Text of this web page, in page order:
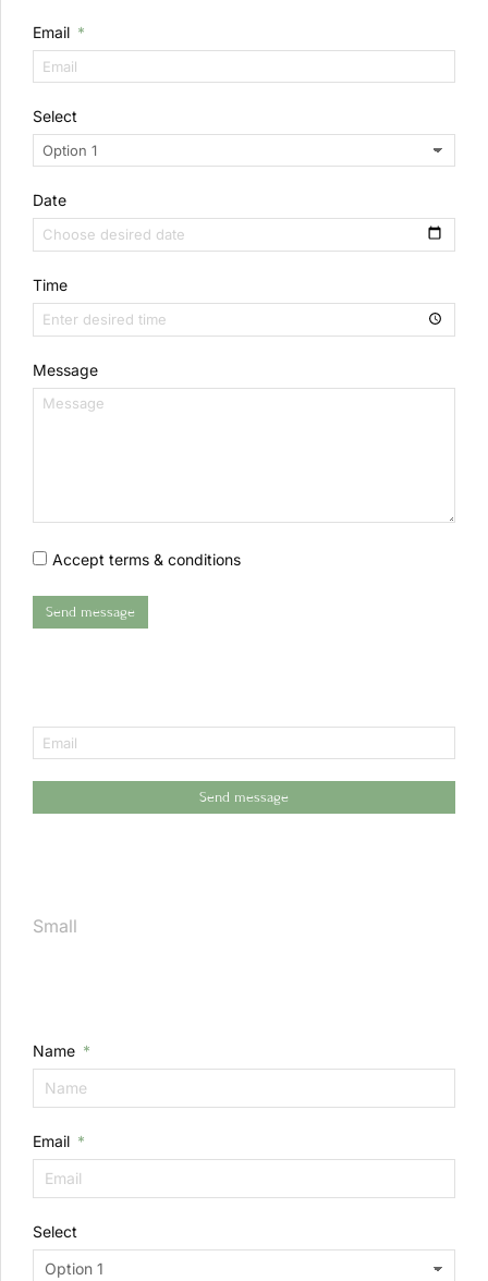
Email
Select
Date
Time
Message
Accept terms & conditions
Send message
Send message
Small
Name
Email
Select